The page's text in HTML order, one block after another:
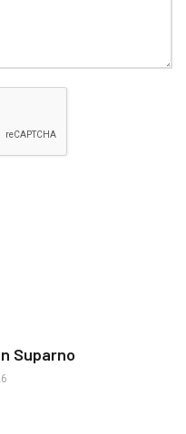
Suparno